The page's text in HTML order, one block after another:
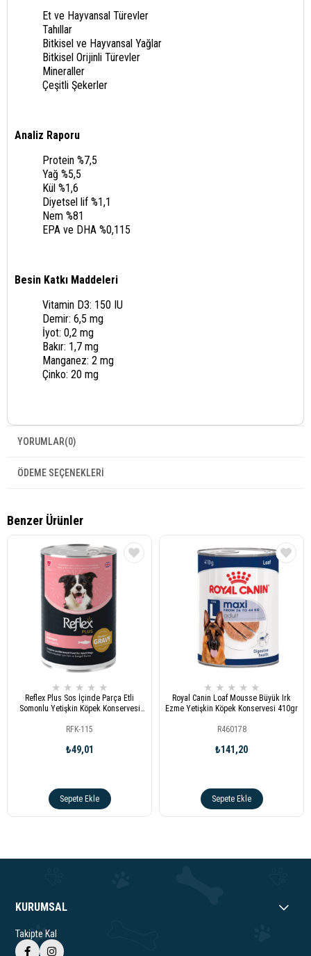
Et ve Hayvansal Türevler
Tahıllar
Bitkisel ve Hayvansal Yağlar
Bitkisel Orijinli Türevler
Mineraller
Çeşitli Şekerler
Analiz Raporu
Protein %7,5
Yağ %5,5
Kül %1,6
Diyetsel lif %1,1
Nem %81
EPA ve DHA %0,115
Besin Katkı Maddeleri
Vitamin D3: 150 IU
Demir: 6,5 mg
İyot: 0,2 mg
Bakır: 1,7 mg
Manganez: 2 mg
Çinko: 20 mg
YORUMLAR(0)
ÖDEME SEÇENEKLERI
Benzer Ürünler
★ ★ ★ ★ ★
Reflex Plus Sos İçinde Parça Etli
Somonlu Yetişkin Köpek Konservesi
RFK-115
₺49,01
Sepete Ekle
★ ★ ★ ★ ★
Royal Canin Loaf Mousse Büyük Irk
Ezme Yetişkin Köpek Konservesi 410gr
R460178
₺141,20
Sepete Ekle
KURUMSAL
Takipte Kal